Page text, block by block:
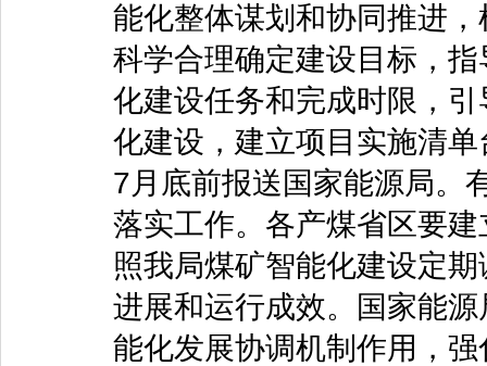
能化整体谋划和协同推进
科学合理确定建设目标，
化建设任务和完成时限，
化建设，建立项目实施清
7月底前报送国家能源局。
落实工作。各产煤省区要
照我局煤矿智能化建设定
进展和运行成效。国家能
能化发展协调机制作用，